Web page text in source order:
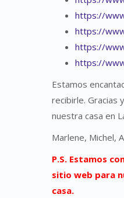
https://
https://
https://
https://
Estamos
recibirle. Gracias
nuestra casa en
Marlene, Michel,
P.S. Estamos
sitio web para
casa.